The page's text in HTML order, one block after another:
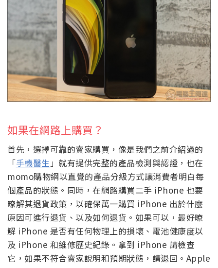
如果在網路上購買？
首先，選擇可靠的賣家購買，像是我們之前介紹過的
「手機醫生 」就有提供完整的產品檢測與認證，也在
momo購物網以直覺的產品分級方式讓消費者明白每
個產品的狀態。同時，在網路購買二手 iPhone 也要
暸解其退貨政策，以確保萬一購買 iPhone 出於什麼
原因可進行退貨、以及如何退貨。如果可以，最好暸
解 iPhone 是否有任何物理上的損壞、電池健康度以
及 iPhone 和維修歷史紀錄。拿到 iPhone 請檢查
它，如果不符合賣家說明和預期狀態，請退回。Apple